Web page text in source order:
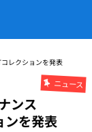
レクションを発表
ニュース
ンス
ンを発表